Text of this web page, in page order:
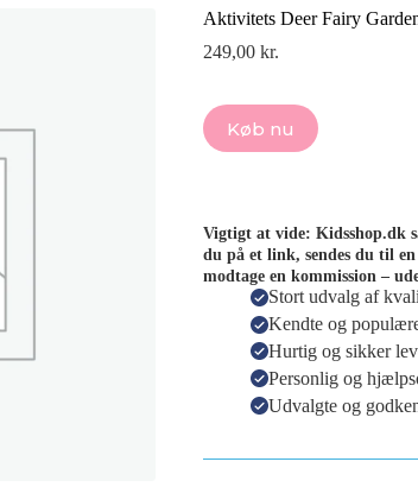
Aktivitets Deer Fairy
249,00kr.
Køb nu
Vigtigt at vide: Kidsshop.dk
du på et link, sendes du til
modtage en kommission –
Stort udvalg af
Kendte og
Hurtig og sikker
Personlig og
Udvalgte og